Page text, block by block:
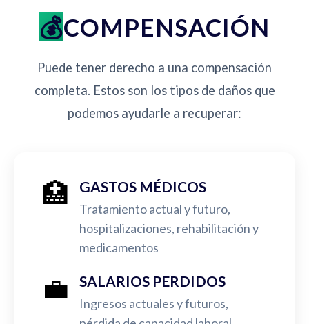
COMPENSACIÓN
Puede tener derecho a una compensación
completa. Estos son los tipos de daños que
podemos ayudarle a recuperar:
🏥 GASTOS MÉDICOS
Tratamiento actual y futuro,
hospitalizaciones, rehabilitación y
medicamentos
💼 SALARIOS PERDIDOS
Ingresos actuales y futuros,